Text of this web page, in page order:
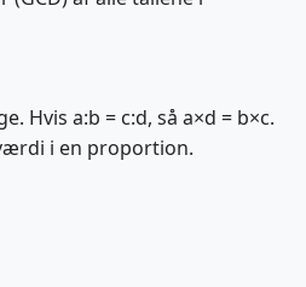
Hvis a:b = c:d, så a×d = b×c.
i en proportion.